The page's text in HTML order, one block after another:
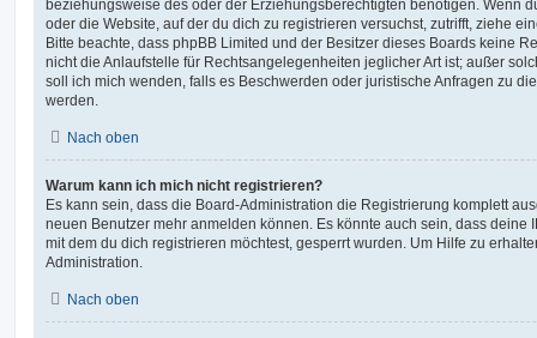
beziehungsweise des oder der Erziehungsberechtigten benötigen. Wenn
oder die Website, auf der du dich zu registrieren versuchst, zutrifft, ziehe
Bitte beachte, dass phpBB Limited und der Besitzer dieses Boards keine
nicht die Anlaufstelle für Rechtsangelegenheiten jeglicher Art ist; außer
soll ich mich wenden, falls es Beschwerden oder juristische Anfragen zu
werden.
Nach oben
Warum kann ich mich nicht registrieren?
Es kann sein, dass die Board-Administration die Registrierung komplett
neuen Benutzer mehr anmelden können. Es könnte auch sein, dass deine
mit dem du dich registrieren möchtest, gesperrt wurden. Um Hilfe zu
Administration.
Nach oben